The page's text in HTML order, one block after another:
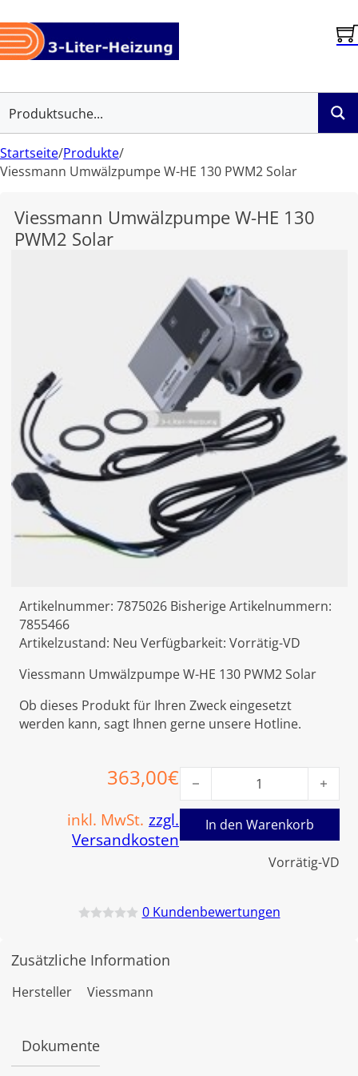
Startseite/Produkte/
Viessmann Umwälzpumpe W-HE 130 PWM2 Solar
Viessmann Umwälzpumpe W-HE 130
PWM2 Solar
Artikelnummer: 7875026 Bisherige Artikelnummern:
7855466
Artikelzustand: Neu Verfügbarkeit: Vorrätig-VD
Viessmann Umwälzpumpe W-HE 130 PWM2 Solar
Ob dieses Produkt für Ihren Zweck eingesetzt
werden kann, sagt Ihnen gerne unsere Hotline.
363,00€
inkl. MwSt. zzgl.
Versandkosten
Vorrätig-VD
Viessmann Umwälzpumpe
In den Warenkorb
e
t
v
0Kundenbewertungen
Zusätzliche Information
Hersteller Viessmann
Dokumente